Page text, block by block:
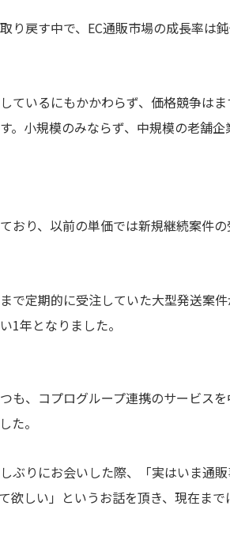
り戻す中で、EC通販市場の成長率
ているにもかかわらず、価格競争は
。小規模のみならず、中規模の老舗
おり、以前の単価では新規継続案件
で定期的に受注していた大型発送案
1年となりました。
も、コプログループ連携のサービス
た。
ぶりにお会いした際、「実はいま通
欲しい」というお話を頂き、現在ま